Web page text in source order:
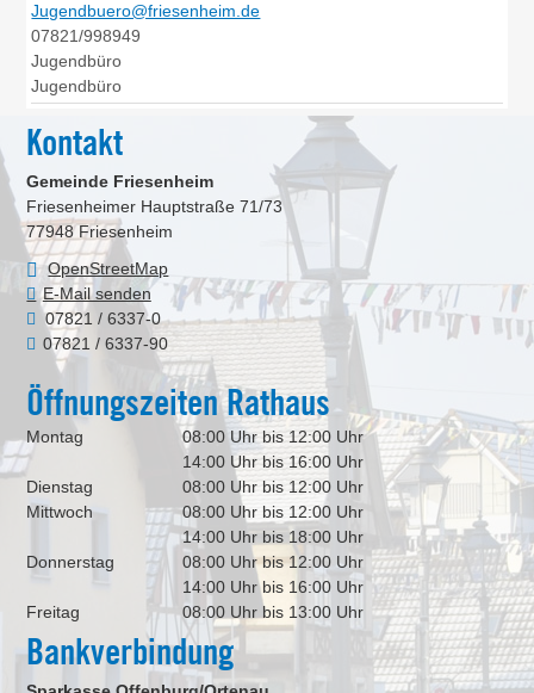
Jugendbuero@friesenheim.de
07821/998949
Jugendbüro
Jugendbüro
Kontakt
Gemeinde Friesenheim
Friesenheimer Hauptstraße 71/73
77948 Friesenheim
OpenStreetMap
E-Mail senden
07821 / 6337-0
07821 / 6337-90
Öffnungszeiten Rathaus
Montag
08:00 Uhr bis 12:00 Uhr
14:00 Uhr bis 16:00 Uhr
Dienstag
08:00 Uhr bis 12:00 Uhr
Mittwoch
08:00 Uhr bis 12:00 Uhr
14:00 Uhr bis 18:00 Uhr
Donnerstag
08:00 Uhr bis 12:00 Uhr
14:00 Uhr bis 16:00 Uhr
Freitag
08:00 Uhr bis 13:00 Uhr
Bankverbindung